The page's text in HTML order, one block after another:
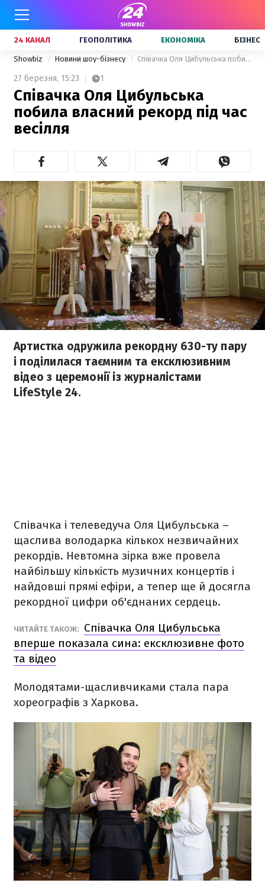
24 КАНАЛ ГЕОПОЛІТИКА ЕКОНОМІКА БІЗНЕС
Showbiz Новини шоу-бізнесу Співачка Оля Цибульська побила власний рекорд під час весілля
27 березня, 15:23 1
Співачка Оля Цибульська
побила власний рекорд під час
весілля
Артистка одружила рекордну 630-ту пару
і поділилася таємним та ексклюзивним
відео з церемонії із журналістами
LifeStyle 24.
Співачка і телеведуча Оля Цибульська –
щаслива володарка кількох незвичайних
рекордів. Невтомна зірка вже провела
найбільшу кількість музичних концертів і
найдовші прямі ефіри, а тепер ще й досягла
рекордної цифри об'єднаних сердець.
ЧИТАЙТЕ ТАКОЖ:
Співачка Оля Цибульська
вперше показала сина: ексклюзивне фото
та відео
Молодятами-щасливчиками стала пара
хореографів з Харкова.